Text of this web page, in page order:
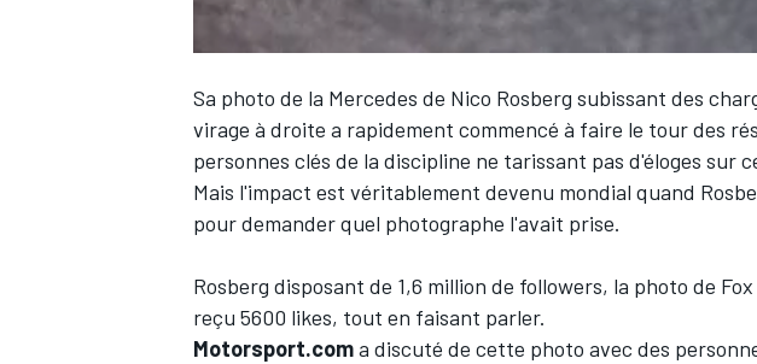
WEC
Sa photo de la Mercedes de Nico Rosberg subissant des
virage à droite a rapidement commencé à faire le tour des
personnes clés de la discipline ne tarissant pas d'éloges sur
Mais l'impact est véritablement devenu mondial quand
pour demander quel photographe l'avait prise.
Rosberg disposant de 1,6 million de followers, la photo de
reçu 5600 likes, tout en faisant parler.
Motorsport.coma discuté de cette photo avec des